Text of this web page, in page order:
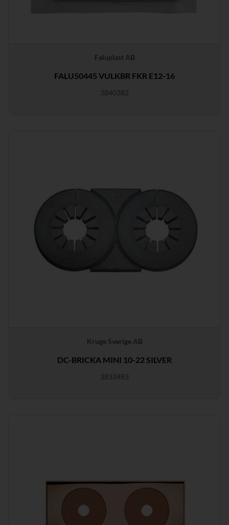
Faluplast AB
FALU50445 VULKBR FKR E12-16
3840382
Kruge Sverige AB
DC-BRICKA MINI 10-22 SILVER
3833483